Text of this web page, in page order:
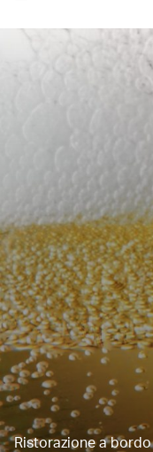
Ristorazione a bordo